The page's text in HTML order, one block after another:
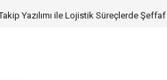
Belgesi Almanın Avantajları Nelerdir?